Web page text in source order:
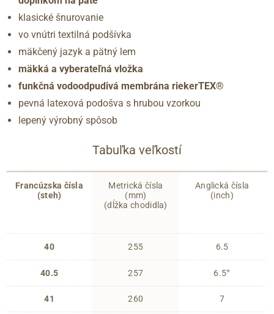
klasické šnurovanie
vo vnútri textilná podšívka
mäkčený jazyk a pätný lem
mäkká a vyberateľná vložka
funkčná vodoodpudivá membrána riekerTEX®
pevná latexová podošva s hrubou vzorkou
lepený výrobný spôsob
Tabuľka veľkostí
Francúzska čísla
(steh)
40
40.5
41
Metrická čísla
(mm)
(dĺžka chodidla)
255
257
260
Anglická čísla
(inch)
6.5
6.5+
7